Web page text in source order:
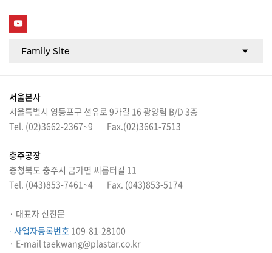
서울본사
서울특별시 영등포구 선유로 9가길 16 광양림 B/D 3층
Tel. (02)3662-2367~9
Fax.(02)3661-7513
충주공장
충청북도 충주시 금가면 씨름터길 11
Tel. (043)853-7461~4
Fax. (043)853-5174
· 대표자 신진문
· 사업자등록번호 109-81-28100
· E-mail taekwang@plastar.co.kr